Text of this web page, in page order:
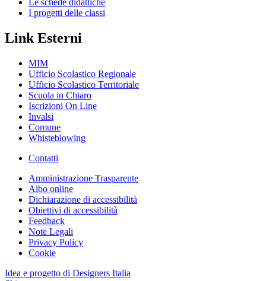
Le schede didattiche
I progetti delle classi
Link Esterni
MIM
Ufficio Scolastico Regionale
Ufficio Scolastico Territoriale
Scuola in Chiaro
Iscrizioni On Line
Invalsi
Comune
Whisteblowing
Contatti
Amministrazione Trasparente
Albo online
Dichiarazione di accessibilità
Obiettivi di accessibilità
Feedback
Note Legali
Privacy Policy
Cookie
Idea e progetto di Designers Italia